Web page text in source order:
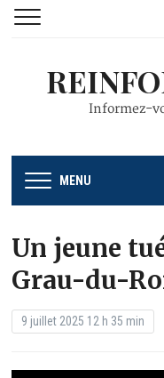
Informez-
MENU
Un jeune
Grau-du-
9 juillet 2025 12 h 35 min